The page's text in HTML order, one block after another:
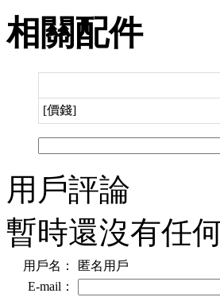
相關配件
[價錢]
用戶評論
暫時還沒有任
用戶名：
匿名用戶
E-mail：